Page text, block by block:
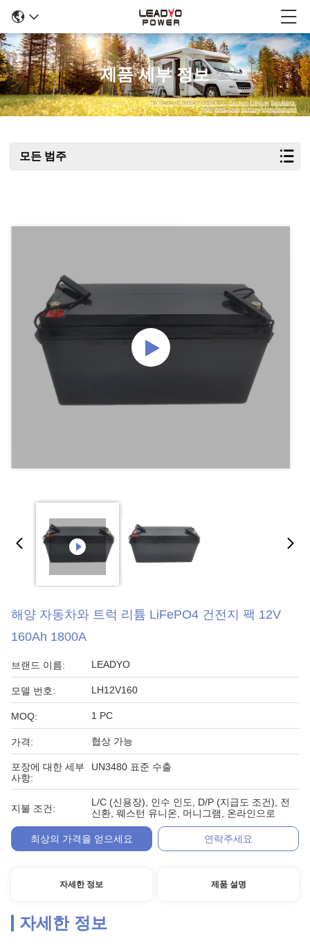
제품 세부 정보
모든 범주
해양 자동차와 트럭 리튬 LiFePO4 건전지 팩 12V
160Ah 1800A
브랜드 이름: LEADYO
모델 번호: LH12V160
MOQ: 1 PC
가격: 협상 가능
포장에 대한 세부
사항:
UN3480 표준 수출
지불 조건:
L/C (신용장), 인수 인도, D/P (지급도 조건), 전
신환, 웨스턴 유니온, 머니그램, 온라인으로
최상의 가격을 얻으세요 연락주세요
자세한 정보 제품 설명
자세한 정보